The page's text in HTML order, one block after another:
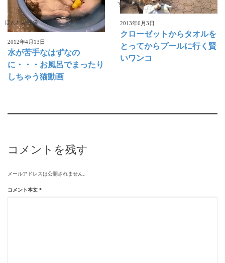
ほんわか映像
2012年4月13日
水が苦手なはずなの
に・・・お風呂でまったり
しちゃう猫動画
すごい動画
2013年6月3日
クローゼットからタオルを
とってからプールに行く賢
いワンコ
コメントを残す
メールアドレスは公開されません。
コメント本文 *